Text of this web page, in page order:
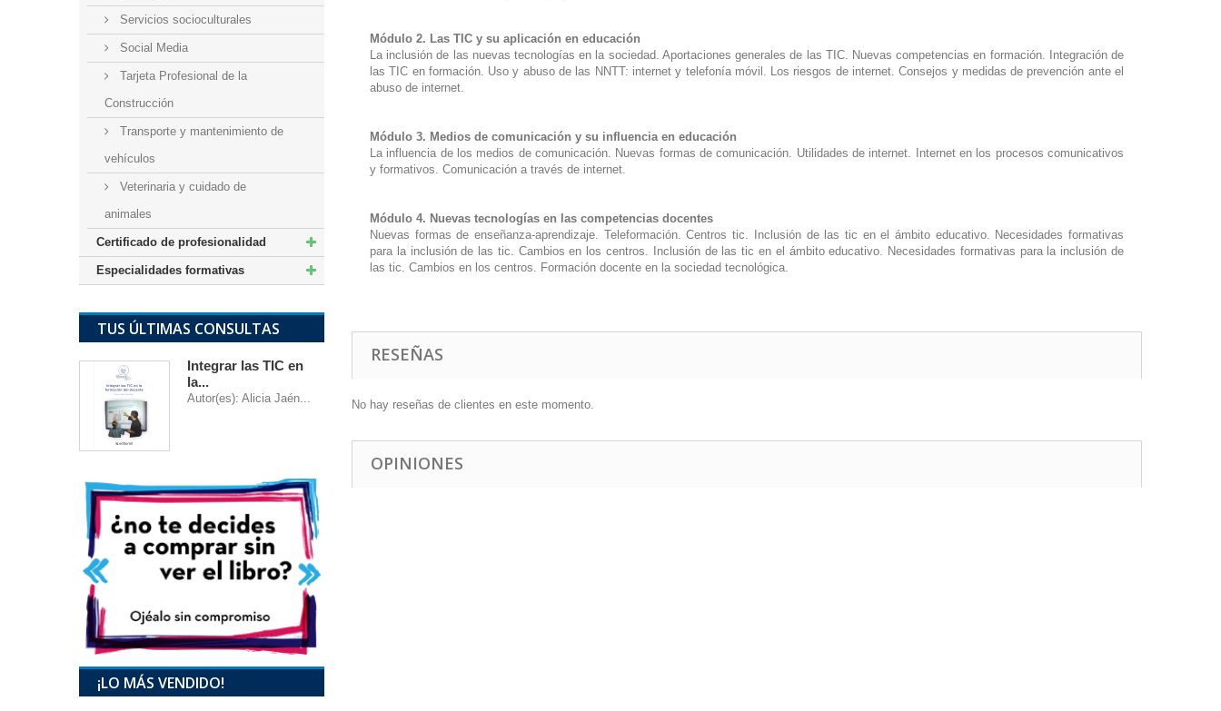
Servicios socioculturales
Social Media
Tarjeta Profesional de la
Construcción
Transporte y mantenimiento de
vehículos
Veterinaria y cuidado de
animales
Certificado de profesionalidad
Especialidades formativas
TUS ÚLTIMAS CONSULTAS
Integrar las TIC en
la...
Autor(es): Alicia Jaén...
¡LO MÁS VENDIDO!
Módulo 2. Las TIC y su aplicación en educación
La inclusión de las nuevas tecnologías en la sociedad. Aportaciones generales de las TIC. Nuevas competencias en formación. Integración de
las TIC en formación. Uso y abuso de las NNTT: internet y telefonía móvil. Los riesgos de internet. Consejos y medidas de prevención ante el
abuso de internet.
Módulo 3. Medios de comunicación y su influencia en educación
La influencia de los medios de comunicación. Nuevas formas de comunicación. Utilidades de internet. Internet en los procesos comunicativos
y formativos. Comunicación a través de internet.
Módulo 4. Nuevas tecnologías en las competencias docentes
Nuevas formas de enseñanza-aprendizaje. Teleformación. Centros tic. Inclusión de las tic en el ámbito educativo. Necesidades formativas
para la inclusión de las tic. Cambios en los centros. Inclusión de las tic en el ámbito educativo. Necesidades formativas para la inclusión de
las tic. Cambios en los centros. Formación docente en la sociedad tecnológica.
RESEÑAS
No hay reseñas de clientes en este momento.
OPINIONES